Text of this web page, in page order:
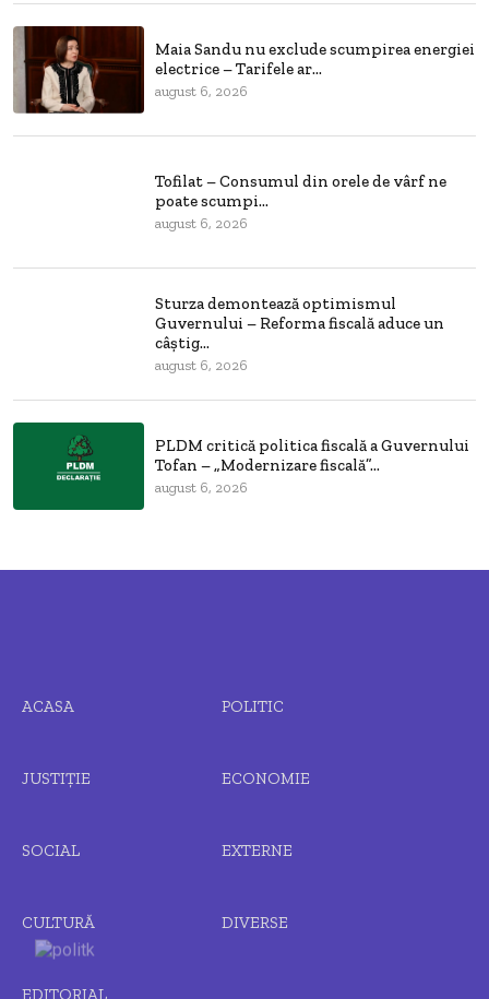
Maia Sandu nu exclude scumpirea energiei
electrice – Tarifele ar...
august 6, 2026
Tofilat – Consumul din orele de vârf ne
poate scumpi...
august 6, 2026
Sturza demontează optimismul
Guvernului – Reforma fiscală aduce un
câștig...
august 6, 2026
PLDM critică politica fiscală a Guvernului
Tofan – „Modernizare fiscală”...
august 6, 2026
ACASA POLITIC
JUSTIȚIE ECONOMIE
SOCIAL EXTERNE
CULTURĂ DIVERSE
EDITORIAL